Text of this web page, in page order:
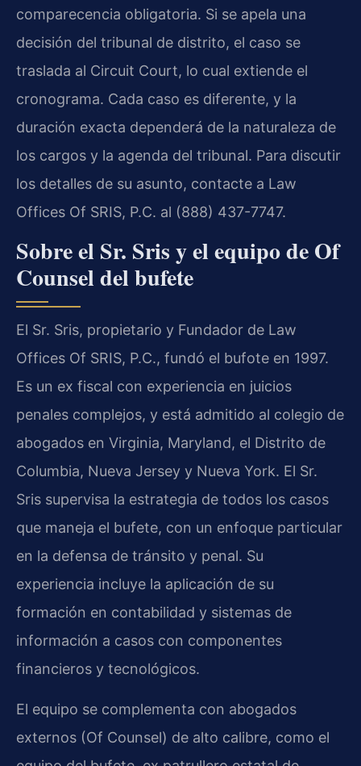
comparecencia obligatoria. Si se apela una
decisión del tribunal de distrito, el caso se
traslada al Circuit Court, lo cual extiende el
cronograma. Cada caso es diferente, y la
duración exacta dependerá de la naturaleza de
los cargos y la agenda del tribunal. Para discutir
los detalles de su asunto, contacte a Law
Offices Of SRIS, P.C. al (888) 437-7747.
Sobre el Sr. Sris y el equipo de Of
Counsel del bufete
El Sr. Sris, propietario y Fundador de Law
Offices Of SRIS, P.C., fundó el bufote en 1997.
Es un ex fiscal con experiencia en juicios
penales complejos, y está admitido al colegio de
abogados en Virginia, Maryland, el Distrito de
Columbia, Nueva Jersey y Nueva York. El Sr.
Sris supervisa la estrategia de todos los casos
que maneja el bufete, con un enfoque particular
en la defensa de tránsito y penal. Su
experiencia incluye la aplicación de su
formación en contabilidad y sistemas de
información a casos con componentes
financieros y tecnológicos.
El equipo se complementa con abogados
externos (Of Counsel) de alto calibre, como el